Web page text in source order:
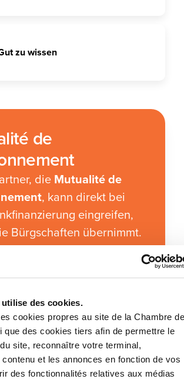
des cookies.
cookies propres au site de la Chambre de
que des cookies tiers afin de permettre le
site, reconnaître votre terminal,
et les annonces en fonction de vos
des fonctionnalités relatives aux médias
zu wissen
de
die Mutualité de
, kann direkt bei
eingreifen,
Bürgschaften übernimmt.
Darlehen, einen Kredit
Bankgarantie für die
zugelassenen
in Luxemburg
wenn Ihre eigenen
nicht ausreichenoder
Risiko reduzieren